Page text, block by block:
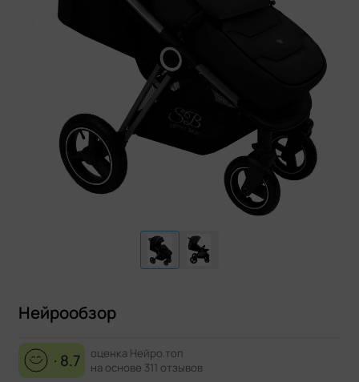
Нейрообзор
· 8.7
оценка Нейро.топ
на основе 311 отзывов